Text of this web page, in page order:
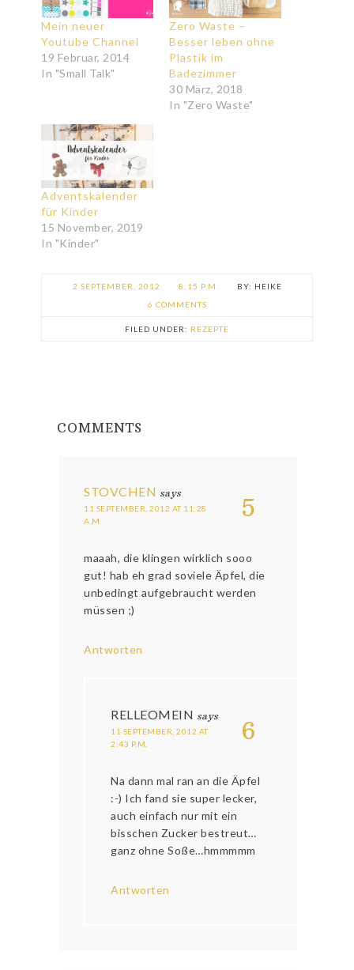
Mein neuer
Youtube Channel
19 Februar, 2014
In "Small Talk"
Zero Waste –
Besser leben ohne
Plastik im
Badezimmer
30 März, 2018
In "Zero Waste"
Adventskalender
für Kinder
15 November, 2019
In "Kinder"
2 SEPTEMBER, 2012 8:15 P.M.
HEIKE
6 COMMENTS
FILED UNDER: REZEPTE
COMMENTS
5
STOVCHEN says
11 SEPTEMBER, 2012 AT 11:28
A.M.
maaah, die klingen wirklich sooo
gut! hab eh grad soviele Äpfel, die
unbedingt aufgebraucht werden
müssen ;)
Antworten
6
RELLEOMEIN says
11 SEPTEMBER, 2012 AT
2:43 P.M.
Na dann mal ran an die Äpfel
:-) Ich fand sie super lecker,
auch einfach nur mit ein
bisschen Zucker bestreut…
ganz ohne Soße…hmmmmm
Antworten